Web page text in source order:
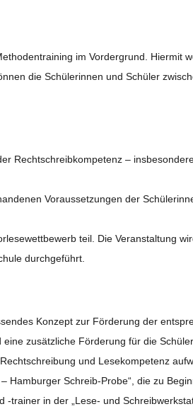
im Vor­der­grund. Hier­mit
die Schü­le­rin­nen und Schü­ler
Recht­schreib­kom­pe­tenz –
Vor­aus­set­zun­gen der
teil. Die Ver­an­stal­tung
durchgeführt.
Kon­zept zur För­de­rung der
zusätz­li­che För­de­rung für die
und Lese­kom­pe­tenz
Ham­bur­ger Schreib-Probe“, die zu
in der „Lese- und